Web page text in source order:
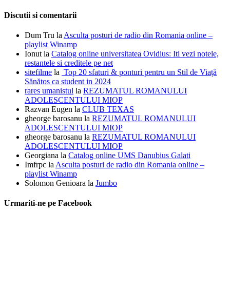
Discutii si comentarii
Dum Tru la Asculta posturi de radio din Romania online –
playlist Winamp
Ionut la Catalog online universitatea Ovidius: Iti vezi notele,
restantele si creditele pe net
sitefilme la Top 20 sfaturi & ponturi pentru un Stil de Viață
Sănătos ca student in 2024
rares umanistul la REZUMATUL ROMANULUI
ADOLESCENTULUI MIOP
Razvan Eugen la CLUB TEXAS
gheorge barosanu la REZUMATUL ROMANULUI
ADOLESCENTULUI MIOP
gheorge barosanu la REZUMATUL ROMANULUI
ADOLESCENTULUI MIOP
Georgiana la Catalog online UMS Danubius Galati
Imfrpc la Asculta posturi de radio din Romania online –
playlist Winamp
Solomon Genioara la Jumbo
Urmariti-ne pe Facebook